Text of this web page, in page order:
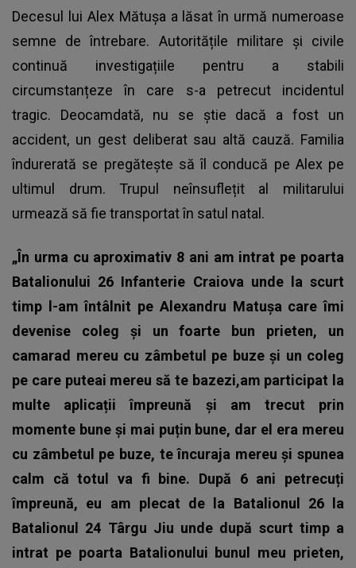
Decesul lui Alex Mătușa a lăsat în urmă numeroase
semne de întrebare. Autoritățile militare și civile
continuă investigațiile pentru a stabili
circumstanțeze în care s-a petrecut incidentul
tragic. Deocamdată, nu se știe dacă a fost un
accident, un gest deliberat sau altă cauză. Familia
îndurerată se pregătește să îl conducă pe Alex pe
ultimul drum. Trupul neînsuflețit al militarului
urmează să fie transportat în satul natal.
„În urma cu aproximativ 8 ani am intrat pe poarta
Batalionului 26 Infanterie Craiova unde la scurt
timp l-am întâlnit pe Alexandru Matuşa care îmi
devenise coleg și un foarte bun prieten, un
camarad mereu cu zâmbetul pe buze și un coleg
pe care puteai mereu să te bazezi,am participat la
multe aplicații împreună și am trecut prin
momente bune și mai puțin bune, dar el era mereu
cu zâmbetul pe buze, te încuraja mereu și spunea
calm că totul va fi bine. După 6 ani petrecuți
împreună, eu am plecat de la Batalionul 26 la
Batalionul 24 Târgu Jiu unde după scurt timp a
intrat pe poarta Batalionului bunul meu prieten,